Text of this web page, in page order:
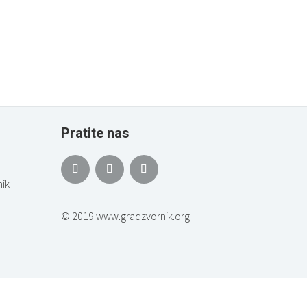
Pratite nas
© 2019 www.gradzvornik.org